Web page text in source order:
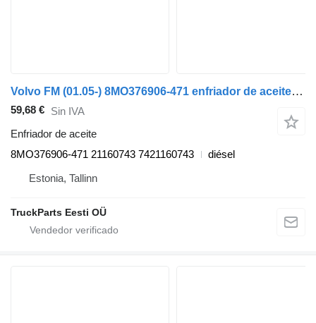
Volvo FM (01.05-) 8MO376906-471 enfriador de aceite para Volvo FM7-FM12, FM, FMX (1998-2014) cabeza tractora
59,68 € Sin IVA
Enfriador de aceite
8MO376906-471 21160743 7421160743
diésel
Estonia, Tallinn
TruckParts Eesti OÜ